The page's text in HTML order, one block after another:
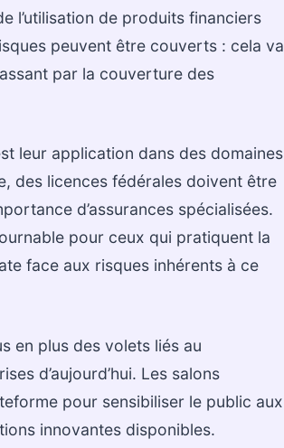
l’utilisation de produits financiers
peuvent être couverts : cela va
par la couverture des
leur application dans des domaines
des licences fédérales doivent être
d’assurances spécialisées.
pour ceux qui pratiquent la
face aux risques inhérents à ce
en plus des volets liés au
d’aujourd’hui. Les salons
pour sensibiliser le public aux
innovantes disponibles.